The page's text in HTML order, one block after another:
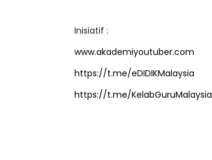
Inisiatif :
www.akademiyoutuber.com
https://t.me/eDIDIKMalaysia
https://t.me/KelabGuruMalaysia